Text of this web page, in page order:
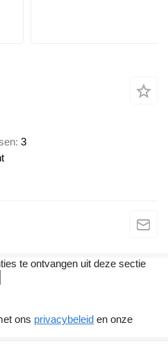
3
te ontvangen uit deze sectie
ons privacybeleid en onze